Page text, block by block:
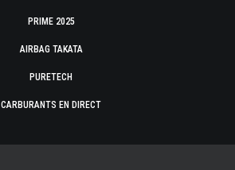
PRIME 2025
AIRBAG TAKATA
PURETECH
CARBURANTS EN DIRECT